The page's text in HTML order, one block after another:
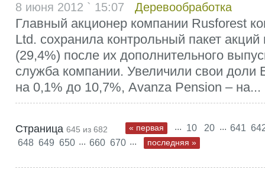
8 июня 2012 ` 15:07 Деревообработка
Главный акционер компании Rusforest
Ltd. сохранила контрольный пакет
(29,4%) после их дополнительного
служба компании. Увеличили свои доли
на 0,1% до 10,7%, Avanza Pension – на...
Страница 645 из 682 « первая ... 10 20 ... 641
648 649 650 ... 660 670 ... последняя »